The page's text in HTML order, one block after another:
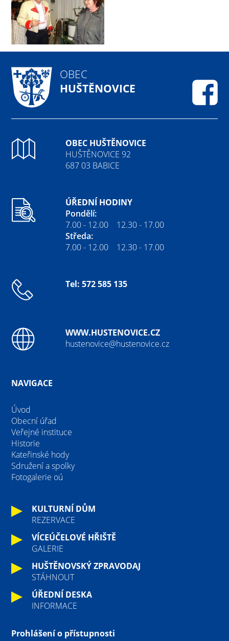
OBEC
HUŠTĚNOVICE
OBEC HUŠTĚNOVICE
HUŠTĚNOVICE 92
687 03 BABICE
ÚŘEDNÍ HODINY
Pondělí:
7.00 - 12.00 12.30 - 17.00
Středa:
7.00 - 12.00 12.30 - 17.00
Tel: 572 585 135
WWW.HUSTENOVICE.CZ
hustenovice@hustenovice.cz
NAVIGACE
Úvod
Obecní úřad
Veřejné instituce
Historie
Kateřinské hody
Sdružení a spolky
Fotogalerie oú
KULTURNÍ DŮM
REZERVACE
VÍCEÚČELOVÉ HŘIŠTĚ
GALERIE
HUŠTĚNOVSKÝ ZPRAVODAJ
STÁHNOUT
ÚŘEDNÍ DESKA
INFORMACE
Prohlášení o přístupnosti